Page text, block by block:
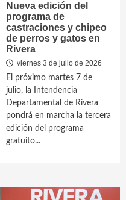
Nueva edición del
programa de
castraciones y chipeo
de perros y gatos en
Rivera
viernes 3 de julio de 2026
El próximo martes 7 de
julio, la Intendencia
Departamental de Rivera
pondrá en marcha la tercera
edición del programa
gratuito...